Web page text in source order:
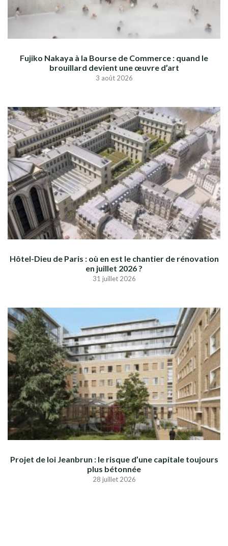
Fujiko Nakaya à la Bourse de Commerce : quand le
brouillard devient une œuvre d’art
3 août 2026
Hôtel-Dieu de Paris : où en est le chantier de rénovation
en juillet 2026 ?
31 juillet 2026
Projet de loi Jeanbrun : le risque d’une capitale toujours
plus bétonnée
28 juillet 2026